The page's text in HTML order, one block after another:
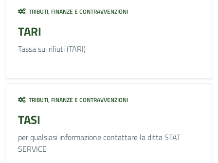
TRIBUTI, FINANZE E CONTRAVVENZIONI
TARI
Tassa sui rifiuti (TARI)
TRIBUTI, FINANZE E CONTRAVVENZIONI
TASI
per qualsiasi informazione contattare la ditta STAT
SERVICE